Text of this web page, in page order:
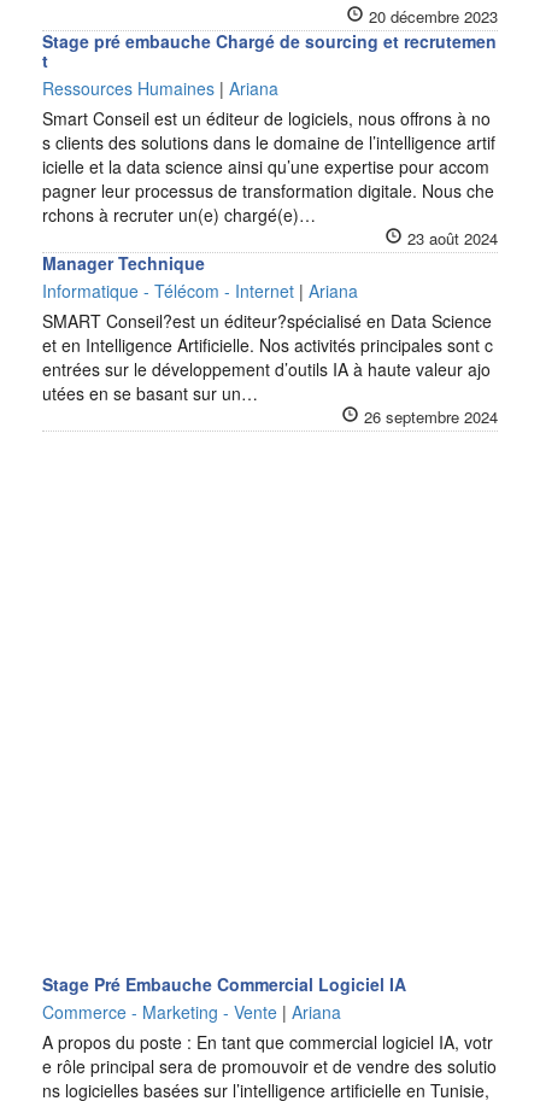
20 décembre 2023
Stage pré embauche Chargé de sourcing et recrutemen
t
Ressources Humaines | Ariana
Smart Conseil est un éditeur de logiciels, nous offrons à no
s clients des solutions dans le domaine de l’intelligence artif
icielle et la data science ainsi qu’une expertise pour accom
pagner leur processus de transformation digitale. Nous che
rchons à recruter un(e) chargé(e)…
23 août 2024
Manager Technique
Informatique - Télécom - Internet | Ariana
SMART Conseil?est un éditeur?spécialisé en Data Science
et en Intelligence Artificielle. Nos activités principales sont c
entrées sur le développement d’outils IA à haute valeur ajo
utées en se basant sur un…
26 septembre 2024
Stage Pré Embauche Commercial Logiciel IA
Commerce - Marketing - Vente | Ariana
A propos du poste : En tant que commercial logiciel IA, votr
e rôle principal sera de promouvoir et de vendre des solutio
ns logicielles basées sur l’intelligence artificielle en Tunisie,